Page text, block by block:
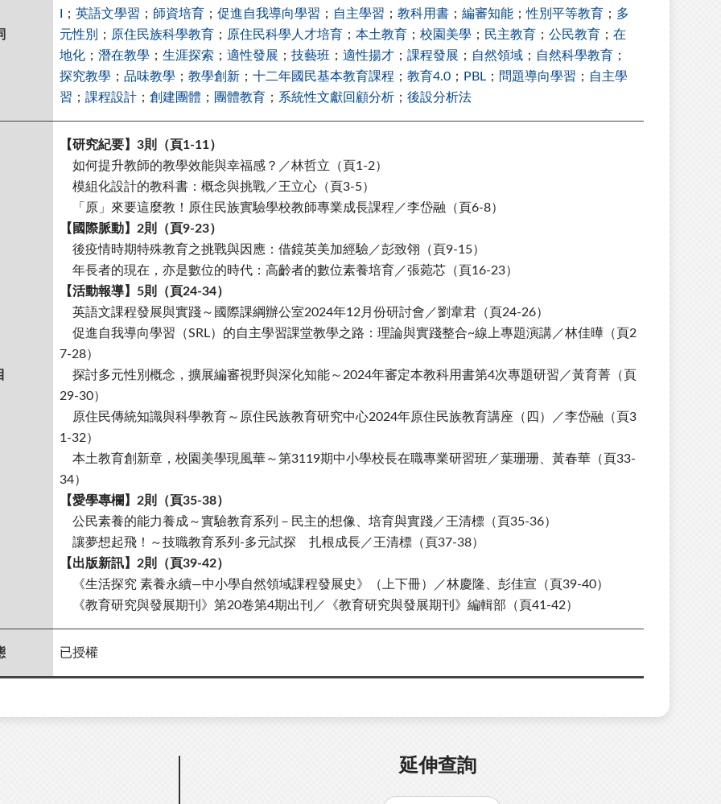
； 英語文學習 ； 師資培育 ； 促進自我導向學習 ； 自主學習 ； 教科用書 ； 編審知能 ；性別平等教育 ； 多
元性別
； 原住民族科學教育 ； 原住民科學人才培育 ； 本土教育 ； 校園美學 ； 民主教育 ； 公民教育 ； 在
地化 ； 潛在教學 ； 生涯探索 ； 適性發展 ； 技藝班 ； 適性揚才 ； 課程發展 ； 自然領域 ； 自然科學教育 ；
探究教學 ； 品味教學 ； 教學創新 ； 十二年國民基本教育課程 ； 教育4.0 ； PBL ； 問題導向學習 ； 自主學
習 ； 課程設計 ； 創建團體 ； 團體教育 ； 系統性文獻回顧分析 ； 後設分析法
【研究紀要】3則（頁1-11）
如何提升教師的教學效能與幸福感？／林哲立（頁1-2）
模組化設計的教科書：概念與挑戰／王立心（頁3-5）
「原」來要這麼教！原住民族實驗學校教師專業成長課程／李岱融（頁6-8）
【國際脈動】2則（頁9-23）
後疫情時期特殊教育之挑戰與因應：借鏡英美加經驗／彭致翎（頁9-15）
年長者的現在，亦是數位的時代：高齡者的數位素養培育／張菀芯（頁16-23）
【活動報導】5則（頁24-34）
英語文課程發展與實踐～國際課綱辦公室2024年12 月份研討會／劉韋君（頁24-26）
促進自我導向學習（SRL）的自主學習課堂教學之路：理論與實踐整合~線上專題演講／林佳曄（頁2
7-28）
探討多元性別概念，擴展編審視野與深化知能～ 2024年審定本教科用書第4次專題研習／黃育菁（頁
29-30）
原住民傳統知識與科學教育～原住民族教育研究中心2024年原住民族教育講座（四）／李岱融（頁3
1-32）
本土教育創新章，校園美學現風華～第3119期中小學校長在職專業研習班／葉珊珊、黃春華（頁33-
34）
【愛學專欄】2則（頁35-38）
公民素養的能力養成～實驗教育系列－民主的想像、培育與實踐／王清標（頁35-36）
讓夢想起飛！～技職教育系列 -多元試探 扎根成長／王清標（頁37-38）
【出版新訊】2則（頁39-42）
《生活探究 素養永續—中小學自然領域課程發展史》（上下冊）／林慶隆、彭佳宣（頁39-40）
《教育研究與發展期刊》第20卷第4期出刊／《教育研究與發展期刊》編輯部（頁41-42）
已授權
延伸查詢